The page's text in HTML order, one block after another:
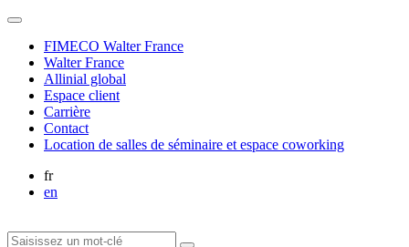
FIMECO Walter France
Walter France
Allinial global
Espace client
Carrière
Contact
Location de salles de séminaire et espace coworking
fr
en